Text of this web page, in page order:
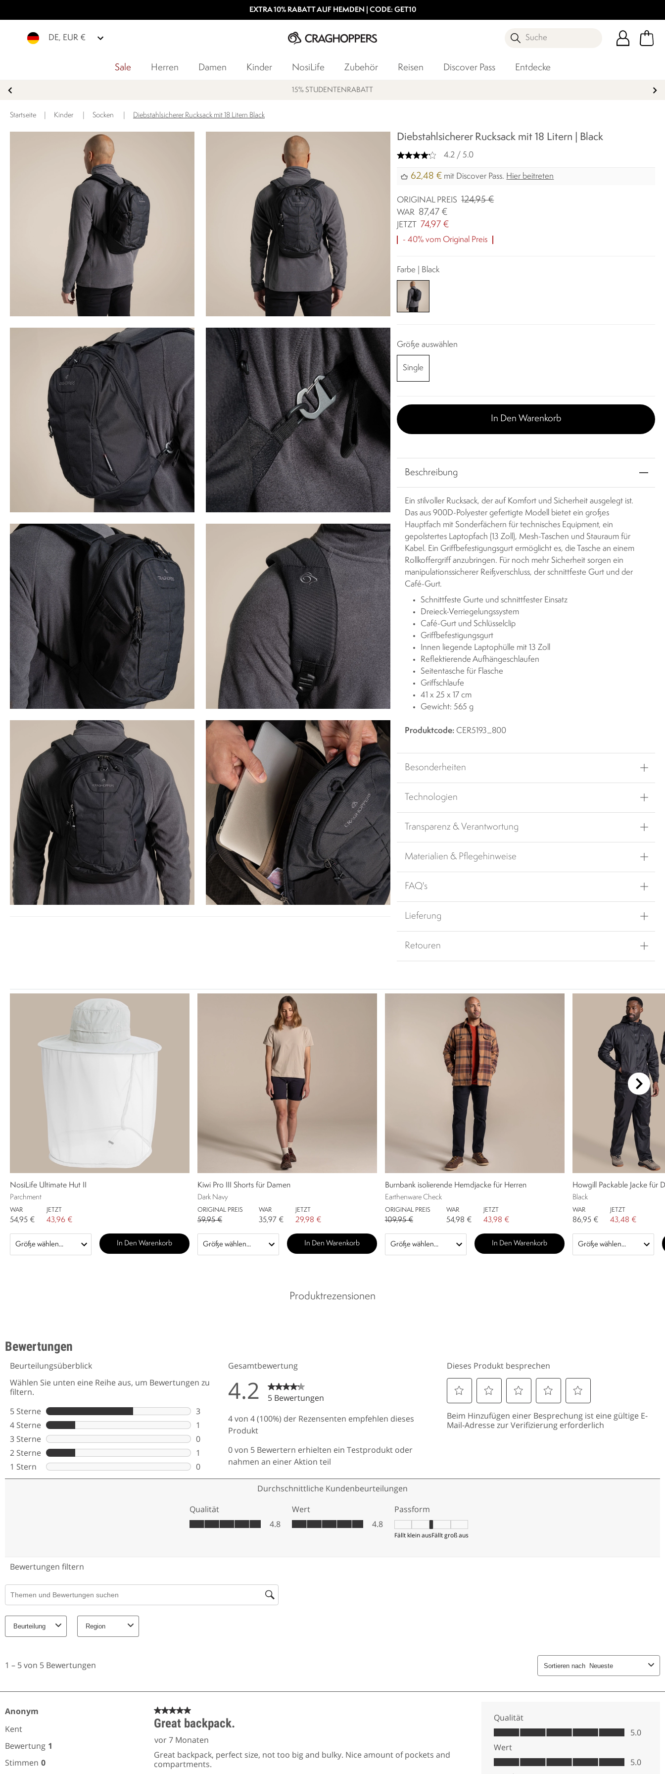
EXTRA 10% RABATT AUF HEMDEN | CODE: GET10
DE, EUR € Suche
Sale Herren Damen Kinder NosiLife Zubehör Reisen Discover Pass Entdecke
15% STUDENTENRABATT
Startseite Kinder Socken Diebstahlsicherer Rucksack mit 18 Litern Black
Diebstahlsicherer Rucksack mit 18 Litern | Black
4.2 / 5.0
62,48 € mit Discover Pass. Hier beitreten
ORIGINAL PREIS 124,95 €
WAR 87,47 €
JETZT 74,97 €
- 40% vom Original Preis
Farbe | Black
Größe auswählen
Single
In Den Warenkorb
Beschreibung
Ein stilvoller Rucksack, der auf Komfort und Sicherheit ausgelegt ist.
Das aus 900D-Polyester gefertigte Modell bietet ein großes
Hauptfach mit Sonderfächern für technisches Equipment, ein
gepolstertes Laptopfach (13 Zoll), Mesh-Taschen und Stauraum für
Kabel. Ein Griffbefestigungsgurt ermöglicht es, die Tasche an einem
Rollkoffergriff anzubringen. Für noch mehr Sicherheit sorgen ein
manipulationssicherer Reißverschluss, der schnittfeste Gurt und der
Café-Gurt.
Schnittfeste Gurte und schnittfester Einsatz
Dreieck-Verriegelungssystem
Café-Gurt und Schlüsselclip
Griffbefestigungsgurt
Innen liegende Laptophülle mit 13 Zoll
Reflektierende Aufhängeschlaufen
Seitentasche für Flasche
Griffschlaufe
41 x 25 x 17 cm
Gewicht: 565 g
Produktcode: CER5193_800
Besonderheiten
Technologien
Transparenz & Verantwortung
Materialien & Pflegehinweise
FAQ's
Lieferung
Retouren
NosiLife Ultimate Hut II
Parchment
WAR
54,95 €
JETZT
43,96 €
In Den Warenkorb
Kiwi Pro III Shorts für Damen
Dark Navy
ORIGINAL PREIS
59,95 €
WAR
35,97 €
JETZT
29,98 €
In Den Warenkorb
Burnbank isolierende Hemdjacke für Herren
Earthenware Check
ORIGINAL PREIS
109,95 €
WAR
54,98 €
JETZT
43,98 €
In Den Warenkorb
Howgill Packable Jacke für
Black
WAR
86,95 €
JETZT
43,48 €
Produktrezensionen